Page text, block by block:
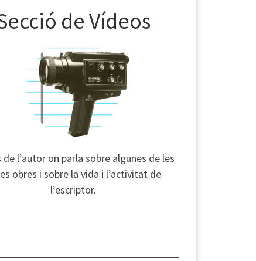
de Vídeos
de l’autor on parla sobre algunes de les
obres i sobre la vida i l’activitat de
l’escriptor.